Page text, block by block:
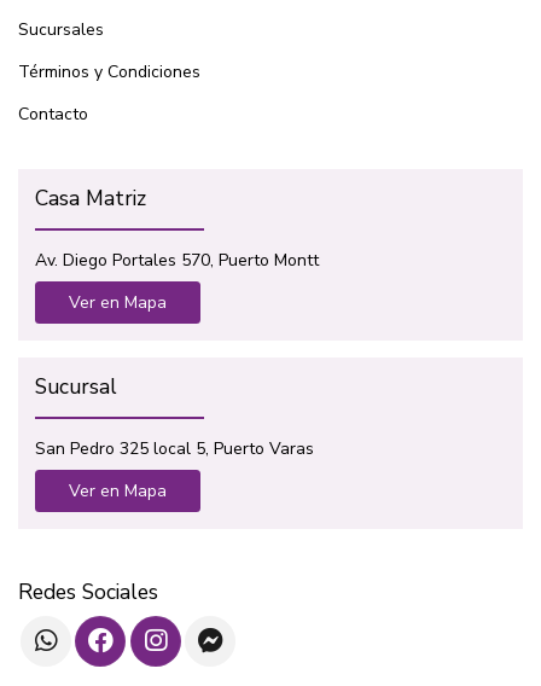
Sucursales
Términos y Condiciones
Contacto
Casa Matriz
Av. Diego Portales 570, Puerto Montt
Ver en Mapa
Sucursal
San Pedro 325 local 5, Puerto Varas
Ver en Mapa
Redes Sociales